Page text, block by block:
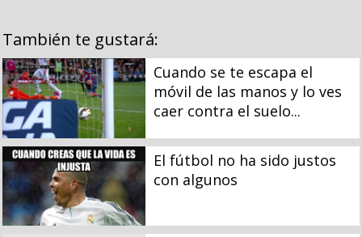
También te gustará:
Cuando se te escapa el
móvil de las manos y lo ves
caer contra el suelo...
El fútbol no ha sido justos
con algunos